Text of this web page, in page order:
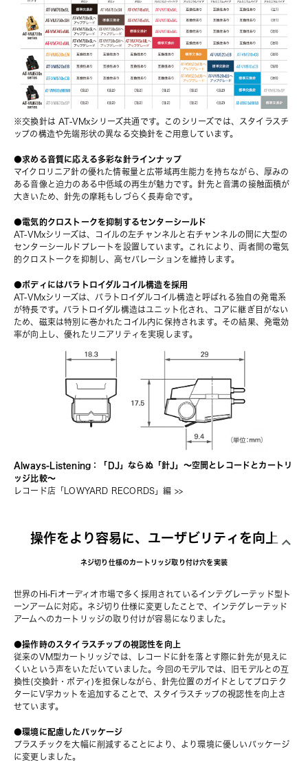
※交換針は AT-VMxシリーズ共通です。このシリーズでは、スタイラスチ
ップの構造や先端形状の異なる交換針をご用意しています。
●求める音質に応える多彩な針ラインナップ
マイクロリニア針の優れた情報量と広帯域再生能力を持ちながら、厚みの
ある音像と迫力のある中低域の再生が魅力です。針先と音溝の接触面積が
大きいため、針先の摩耗もしづらく長寿命です。
●電気的クロストークを抑制するセンターシールド
AT-VMxシリーズは、コイルの左チャンネルと右チャンネルの間に大型の
センターシールドプレートを設置しています。これにより、両者間の電気
的クロストークを抑制し、高セパレーションを維持します。
●ボディにはパラトロイダルコイル構造を採用
AT-VMxシリーズは、パラトロイダルコイル構造と呼ばれる独自の発電系
が特長です。パラトロイダル構造はユニット化され、コアに継ぎ目がない
ため、磁束は特別に巻かれたコイル内に保持されます。その結果、発電効
率が向上し、優れたリニアリティを実現します。
Always-Listening：「DJ」ならぬ「針J」〜空間とレコードとカートリ
ッジ比較〜
レコード店「LOWYARD RECORDS」編 >>
操作をより容易に、ユーザビリティを向上
ネジ切り仕様のカートリッジ取り付け穴を実装
世界のHi-Fiオーディオ市場で多く採用されているインテグレーテッド型ト
ーンアームに対応。ネジ切り仕様に変更したことで、インテグレーテッド
アームへのカートリッジの取り付けが容易になりました。
●操作時のスタイラスチップの視認性を向上
従来のVM型カートリッジでは、レコードに針を落とす際に針先が見えに
くいという声をいただいていました。今回のモデルでは、旧モデルとの互
換性(交換針・ボディ)を担保しながら、針先位置のガイドとしてプロテク
ターにV字カットを追加することで、スタイラスチップの視認性を向上さ
せています。
●環境に配慮したパッケージ
プラスチックを大幅に削減することにより、より環境に優しいパッケージ
に変更しました。